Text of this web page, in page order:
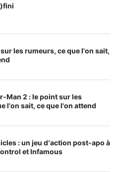
sur les rumeurs, ce que l'on sait,
Man 2 : le point sur les
l'on sait, ce que l'on attend
: un jeu d’action post-apo à
et Infamous